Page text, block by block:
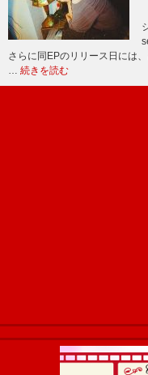
さらに同EPのリリース日には
… 続きを読む